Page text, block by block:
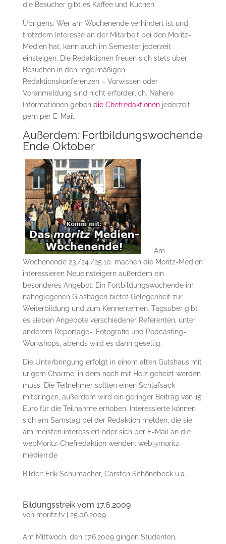
die Besucher gibt es Kaffee und Kuchen.
Übrigens: Wer am Wochenende verhindert ist und
trotzdem Interesse an der Mitarbeit bei den Moritz-
Medien hat, kann auch im Semester jederzeit
einsteigen. Die Redaktionen freuen sich stets über
Besuchen in den regelmäßigen
Redaktionskonferenzen – Vorwissen oder
Voranmeldung sind nicht erforderlich. Nähere
Informationen geben die Chefredaktionenjederzeit
gern per E-Mail.
Außerdem: Fortbildungswochende
Ende Oktober
Am
Wochenende 23./24./25.10. machen die Moritz-Medien
interessieren Neueinsteigern außerdem ein
besonderes Angebot: Ein Fortbildungswochende im
naheglegenen Glashagen bietet Gelegenheit zur
Weiterbildung und zum Kennenlernen. Tagsüber gibt
es sieben Angebote verschiedener Referenten, unter
anderem Reportage-, Fotografie und Podcasting-
Workshops, abends wird es dann gesellig.
Die Unterbringung erfolgt in einem alten Gutshaus mit
urigem Charme, in dem noch mit Holz geheizt werden
muss. Die Teilnehmer sollten einen Schlafsack
mitbringen, außerdem wird ein geringer Beitrag von 15
Euro für die Teilnahme erhoben. Interessierte können
sich am Samstag bei der Redaktion melden, die sie
am meisten interessiert oder sich per E-Mail an die
webMoritz-Chefredaktion wenden: web@moritz-
medien.de
Bilder: Erik Schumacher, Carsten Schönebeck u.a.
Bildungsstreik vom 17.6.2009
von moritz.tv| 25.06.2009
Am Mittwoch, den 17.6.2009 gingen Studenten,